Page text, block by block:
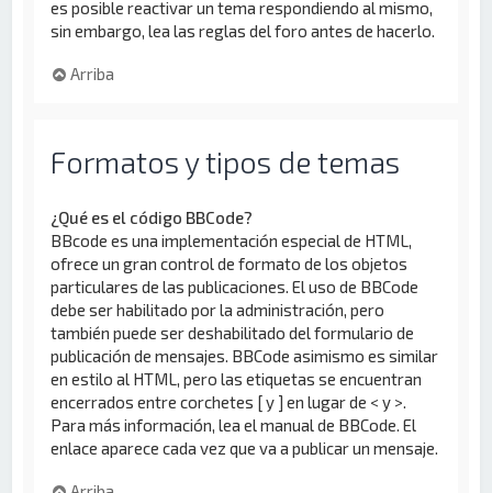
es posible reactivar un tema respondiendo al mismo,
sin embargo, lea las reglas del foro antes de hacerlo.
Arriba
Formatos y tipos de temas
¿Qué es el código BBCode?
BBcode es una implementación especial de HTML,
ofrece un gran control de formato de los objetos
particulares de las publicaciones. El uso de BBCode
debe ser habilitado por la administración, pero
también puede ser deshabilitado del formulario de
publicación de mensajes. BBCode asimismo es similar
en estilo al HTML, pero las etiquetas se encuentran
encerrados entre corchetes [ y ] en lugar de < y >.
Para más información, lea el manual de BBCode. El
enlace aparece cada vez que va a publicar un mensaje.